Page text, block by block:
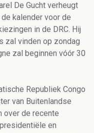
De Gucht verheugt
kalender voor de
in de DRC. Hij
zal vinden op zondag
zal beginnen vóór 30
Republiek Congo
van Buitenlandse
over de recente
en